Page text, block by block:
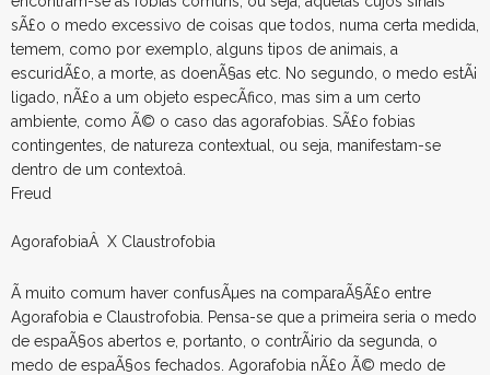
sÃ£o o medo excessivo de coisas que todos, numa certa medida,
temem, como por exemplo, alguns tipos de animais, a
escuridÃ£o, a morte, as doenÃ§as etc. No segundo, o medo estÃ¡
ligado, nÃ£o a um objeto especÃ­fico, mas sim a um certo
ambiente, como Ã© o caso das agorafobias. SÃ£o fobias
contingentes, de natureza contextual, ou seja, manifestam-se
dentro de um contextoâ.
Freud
AgorafobiaÂ X Claustrofobia
Ã muito comum haver confusÃµes na comparaÃ§Ã£o entre
Agorafobia e Claustrofobia. Pensa-se que a primeira seria o medo
de espaÃ§os abertos e, portanto, o contrÃ¡rio da segunda, o
medo de espaÃ§os fechados. Agorafobia nÃ£o Ã© medo de